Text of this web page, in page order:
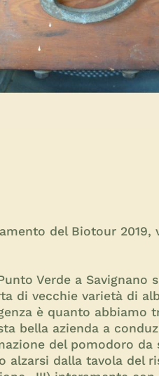
del Biotour 2019,
Verde a Savignano
di vecchie varietà di
è quanto abbiamo
bella azienda a
del pomodoro da
alzarsi dalla tavola del